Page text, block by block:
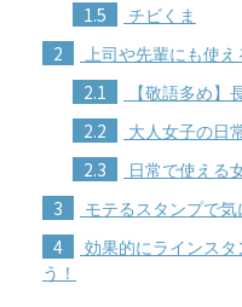
1.5 チビくま
2 上司や先輩にも使
2.1 【敬語多め】
2.2 大人女子の日
2.3 日常で使える
3 モテるスタンプで気
4
効果的にラインス
う！